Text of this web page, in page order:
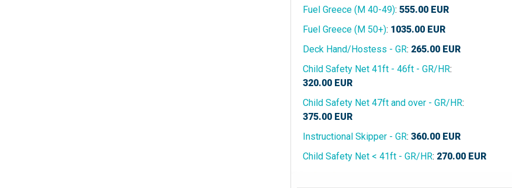
Fuel Greece (M 40-49): 555.00 EUR
Fuel Greece (M 50+): 1035.00 EUR
Deck Hand/Hostess - GR: 265.00 EUR
Child Safety Net 41ft - 46ft - GR/HR:
320.00 EUR
Child Safety Net 47ft and over - GR/HR:
375.00 EUR
Instructional Skipper - GR: 360.00 EUR
Child Safety Net < 41ft - GR/HR: 270.00 EUR